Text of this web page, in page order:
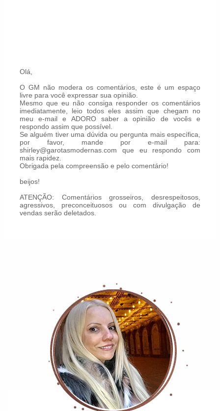
Olá,
O GM não modera os comentários, este é um espaço
livre para você expressar sua opinião.
Mesmo que eu não consiga responder os comentários
imediatamente, leio todos eles assim que chegam no
meu e-mail e ADORO saber a opinião de vocês e
respondo assim que possível.
Se alguém tiver uma dúvida ou pergunta mais específica,
por favor, mande por e-mail para:
shirley@garotasmodernas.com que eu respondo com
mais rapidez.
Obrigada pela compreensão e pelo comentário!
beijos!
ATENÇÃO: Comentários grosseiros, desrespeitosos,
agressivos, preconceituosos ou com divulgação de
vendas serão deletados.